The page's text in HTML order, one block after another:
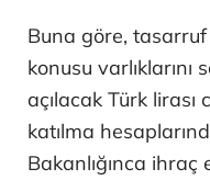
Buna göre,
konusu varlıklarını
açılacak Türk
katılma
Bakanlığınca ihraç